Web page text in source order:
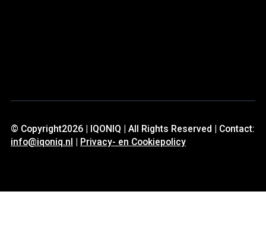
© Copyright2026 | IQONIQ | All Rights Reserved | Contact:
info@iqoniq.nl
Privacy- en Cookiepolicy